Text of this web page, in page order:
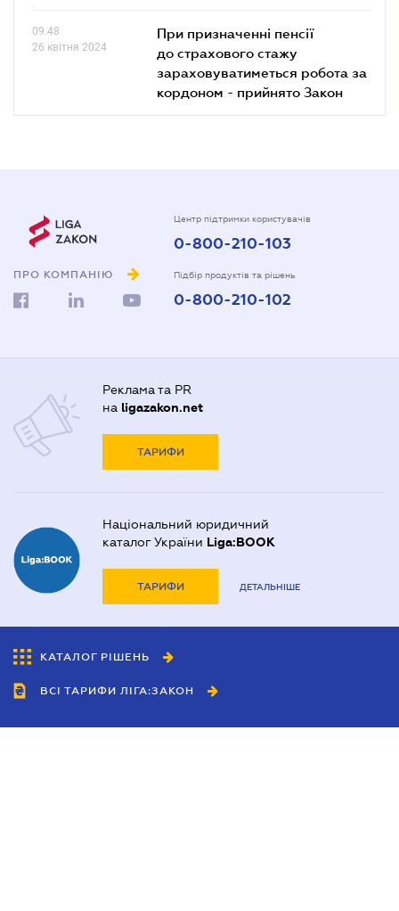
09.48
26 квітня 2024
При призначенні пенсії
до страхового стажу
зараховуватиметься робота за
кордоном - прийнято Закон
ПРО КОМПАНІЮ
Центр підтримки користувачів
0-800-210-103
Підбір продуктів та рішень
0-800-210-102
Реклама та PR
на ligazakon.net
ТАРИФИ
Національний юридичний
каталог України Liga:BOOK
ТАРИФИ ДЕТАЛЬНІШЕ
КАТАЛОГ РІШЕНЬ
ВСІ ТАРИФИ ЛІГА:ЗАКОН